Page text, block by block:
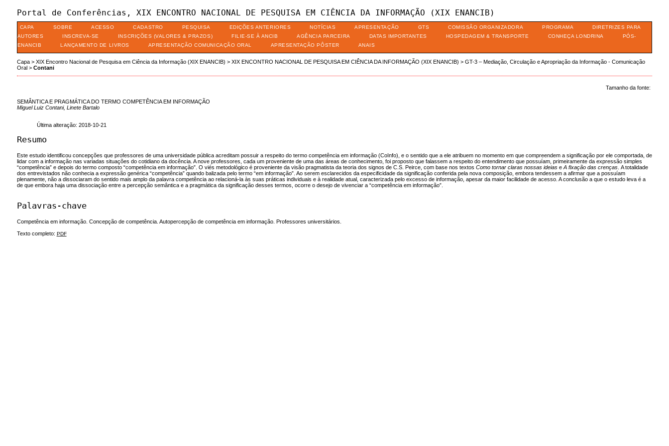
Portal de Conferências, XIX ENCONTRO NACIONAL DE PESQUISA EM CIÊNCIA DA INFORMAÇÃO (XIX ENANCIB)
CAPA SOBRE ACESSO CADASTRO PESQUISA EDIÇÕES ANTERIORES NOTÍCIAS APRESENTAÇÃO GTS COMISSÃO ORGANIZADORA PROGRAMA
DIRETRIZES PARA
AUTORES
INSCREVA-SE INSCRIÇÕES (VALORES & PRAZOS) FILIE-SE À ANCIB AGÊNCIA PARCEIRA DATAS IMPORTANTES HOSPEDAGEM & TRANSPORTE CONHEÇA LONDRINA
PÓS-
ENANCIB
LANÇAMENTO DE LIVROS APRESENTAÇÃO COMUNICAÇÃO ORAL APRESENTAÇÃO PÔSTER ANAIS
Capa> XIX Encontro Nacional de Pesquisa em Ciência da Informação (XIX ENANCIB) > XIX ENCONTRO NACIONAL DE PESQUISA EM CIÊNCIA DA INFORMAÇÃO (XIX ENANCIB) > GT-3 – Mediação, Circulação e Apropriação da Informação - Comunicação
Oral> Contani
Tamanho da fonte:
SEMÂNTICA E PRAGMÁTICA DO TERMO COMPETÊNCIA EM INFORMAÇÃO
Miguel Luiz Contani, Linete Bartalo
Última alteração: 2018-10-21
Resumo
Este estudo identificou concepções que professores de uma universidade pública acreditam possuir a respeito do termo competência em informação (CoInfo), e o sentido que a ele atribuem no momento em que compreendem a significação por ele comportada, de
lidar com a informação nas variadas situações do cotidiano da docência. A nove professores, cada um proveniente de uma das áreas de conhecimento, foi proposto que falassem a respeito do entendimento que possuíam, primeiramente da expressão simples
“competência” e depois do termo composto “competência em informação”. O viés metodológico é proveniente da visão pragmatista da teoria dos signos de C.S. Peirce, com base nos textos Como tornar claras nossas ideias e A fixação das crenças. A totalidade
dos entrevistados não conhecia a expressão genérica “competência” quando balizada pelo termo “em informação”. Ao serem esclarecidos da especificidade da significação conferida pela nova composição, embora tendessem a afirmar que a possuíam
plenamente, não a dissociaram do sentido mais amplo da palavra competência ao relacioná-la às suas práticas individuais e à realidade atual, caracterizada pelo excesso de informação, apesar da maior facilidade de acesso. A conclusão a que o estudo leva é a
de que embora haja uma dissociação entre a percepção semântica e a pragmática da significação desses termos, ocorre o desejo de vivenciar a “competência em informação”.
Palavras-chave
Competência em informação. Concepção de competência. Autopercepção de competência em informação. Professores universitários.
Texto completo: PDF